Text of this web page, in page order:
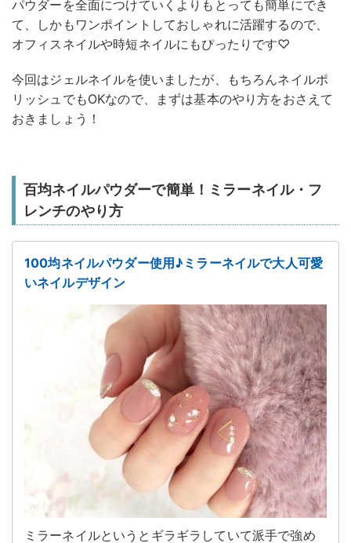
パウダーを全面につけていくよりもとっても簡単にでき
て、しかもワンポイントしておしゃれに活躍するので、
オフィスネイルや時短ネイルにもぴったりです♡
今回はジェルネイルを使いましたが、もちろんネイルポ
リッシュでもOKなので、まずは基本のやり方をおさえて
おきましょう！
百均ネイルパウダーで簡単！ミラーネイル・フ
レンチのやり方
100均ネイルパウダー使用♪ミラーネイルで大人可愛
いネイルデザイン
ミラーネイルというとギラギラしていて派手で強め